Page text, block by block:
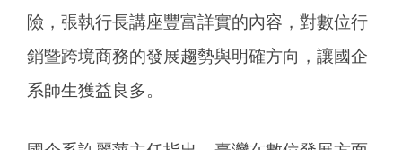
險，張執行長講座豐富詳實的內容，對數位行
銷暨跨境商務的發展趨勢與明確方向，讓國企
系師生獲益良多。